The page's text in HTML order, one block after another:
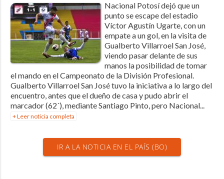
Nacional Potosí dejó que un
punto se escape del estadio
Víctor Agustín Ugarte, con un
empate a un gol, en la visita de
Gualberto Villarroel San José,
viendo pasar delante de sus
manos la posibilidad de tomar
el mando en el Campeonato de la División Profesional.
Gualberto Villarroel San José tuvo la iniciativa a lo largo del
encuentro, antes que el dueño de casa y pudo abrir el
marcador (62´), mediante Santiago Pinto, pero Nacional...
+ Leer noticia completa
IR A LA NOTICIA EN EL PAÍS (BO)